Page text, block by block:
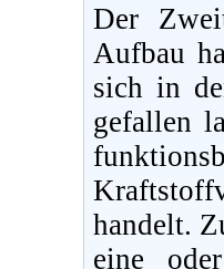
Der
Aufbau
sich in
gefallen
handelt.
eine